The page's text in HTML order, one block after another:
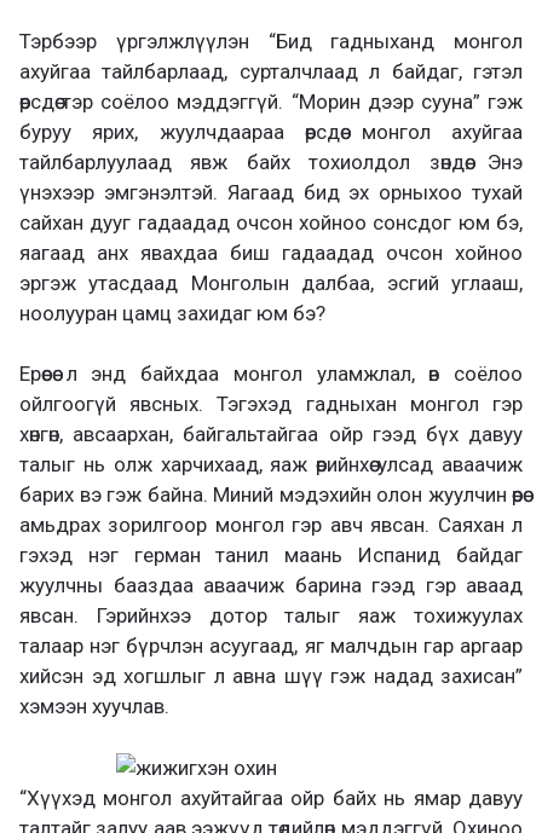
Тэрбээр үргэлжлүүлэн “Бид гадныханд монгол
ахуйгаа тайлбарлаад, сурталчлаад л байдаг, гэтэл
өөрсдөө тэр соёлоо мэддэггүй. “Морин дээр сууна” гэж
буруу ярих, жуулчдаараа өөрсдөө монгол ахуйгаа
тайлбарлуулаад явж байх тохиолдол зөндөө. Энэ
үнэхээр эмгэнэлтэй. Яагаад бид эх орныхоо тухай
сайхан дууг гадаадад очсон хойноо сонсдог юм бэ,
яагаад анх явахдаа биш гадаадад очсон хойноо
эргэж утасдаад Монголын далбаа, эсгий углааш,
ноолууран цамц захидаг юм бэ?
Ерөөсөө л энд байхдаа монгол уламжлал, өв соёлоо
ойлгоогүй явсных. Тэгэхэд гадныхан монгол гэр
хөнгөн, авсаархан, байгальтайгаа ойр гээд бүх давуу
талыг нь олж харчихаад, яаж өөрийнхөө улсад аваачиж
барих вэ гэж байна. Миний мэдэхийн олон жуулчин өөрөө
амьдрах зорилгоор монгол гэр авч явсан. Саяхан л
гэхэд нэг герман танил маань Испанид байдаг
жуулчны бааздаа аваачиж барина гээд гэр аваад
явсан. Гэрийнхээ дотор талыг яаж тохижуулах
талаар нэг бүрчлэн асуугаад, яг малчдын гар аргаар
хийсэн эд хогшлыг л авна шүү гэж надад захисан”
хэмээн хуучлав.
“Хүүхэд монгол ахуйтайгаа ойр байх нь ямар давуу
талтайг залуу аав ээжүүд төдийлөн мэддэггүй. Охиноо